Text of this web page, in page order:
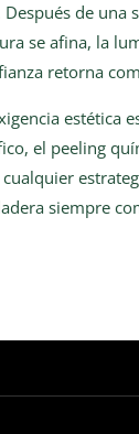
de una
se afina, la
retorna
estética
el peeling
siempre